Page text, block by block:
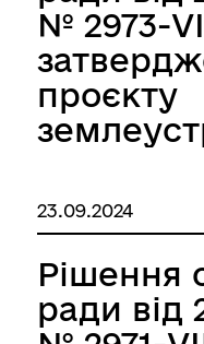
власності
України
Миколи
межах
№ 2973-
проєкту
зміною
23.09.2024
Рішення
ради від